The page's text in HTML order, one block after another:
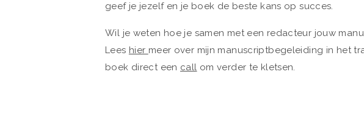
geef je jezelf en je boek de beste kans op succes.
Wil je weten hoe je samen met een redacteur jouw
Lees hier meer over mijn manuscriptbegeleiding in het
boek direct een call om verder te kletsen.